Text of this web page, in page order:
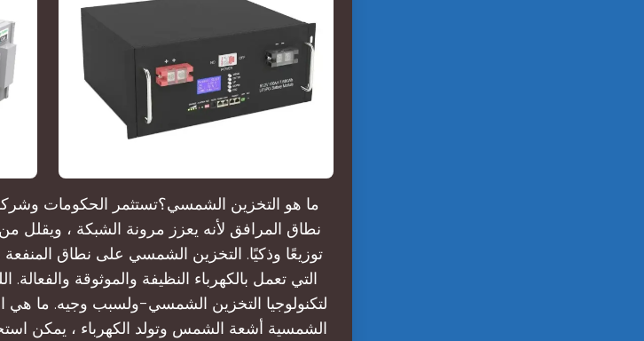
ما هو التخزين الشمسي؟تستثمر الحكومات
نطاق المرافق لأنه يعزز مرونة الشبكة ، ويقلل
توزيعًا وذكيًا. التخزين الشمسي على نطاق المنفعة
التي تعمل بالكهرباء النظيفة والموثوقة
لتكنولوجيا التخزين الشمسي-ولسبب وجيه. ما هي
الشمسية أشعة الشمس وتولد الكهرباء ، يمكن